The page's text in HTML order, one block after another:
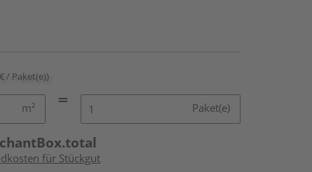
/ Paket(e))
m² Paket(e)
für Stückgut